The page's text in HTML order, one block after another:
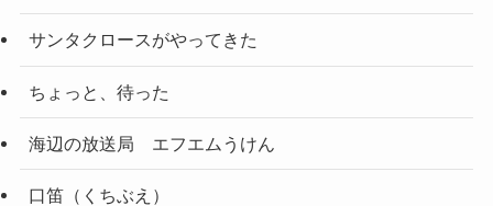
サンタクロースがやってきた
ちょっと、待った
海辺の放送局 エフエムうけん
口笛（くちぶえ）